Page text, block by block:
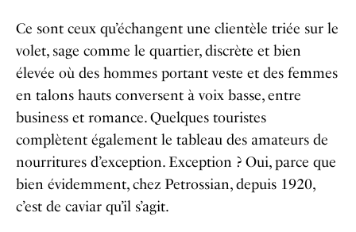
Ce sont ceux qu’échangent une clientèle triée sur le
volet, sage comme le quartier, discrète et bien
élevée où des hommes portant veste et des femmes
en talons hauts conversent à voix basse, entre
business et romance. Quelques touristes
complètent également le tableau des amateurs de
nourritures d’exception. Exception ? Oui, parce que
bien évidemment, chez Petrossian, depuis 1920,
c’est de caviar qu’il s’agit.